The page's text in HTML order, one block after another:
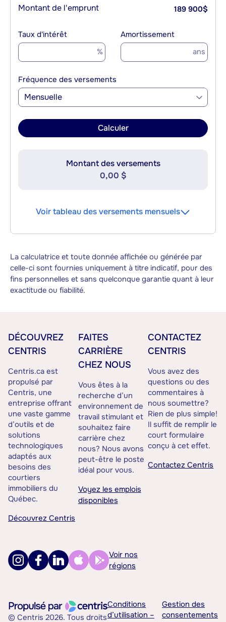
Montant de l'emprunt 189 900$
Taux d'intérêt
%
Amortissement
ans
Fréquence des versements
Mensuelle
Calculer
Montant des versements
0,00 $
Voir tableau des versements mensuels
La calculatrice et toute donnée affichée ou générée par
celle-ci sont fournies uniquement à titre indicatif, pour des
fins personnelles et sans quelconque garantie quant à leur
exactitude ou fiabilité.
DÉCOUVREZ
CENTRIS
Centris.ca est
propulsé par
Centris, une
entreprise offrant
une vaste gamme
d’outils et de
solutions
technologiques
adaptés aux
besoins des
courtiers
immobiliers du
Québec.
Découvrez Centris
FAITES
CARRIÈRE
CHEZ NOUS
Vous êtes à la
recherche d’un
environnement de
travail stimulant et
souhaitez faire
carrière chez
nous? Nous avons
peut-être le poste
idéal pour vous.
Voyez les emplois
disponibles
CONTACTEZ
CENTRIS
Vous avez des
questions ou des
commentaires à
nous soumettre?
Rien de plus simple!
Il suffit de remplir le
court formulaire
conçu à cet effet.
Contactez Centris
Voir nos
régions
© Centris 2026. Tous droits
Conditions
d’utilisation –
Gestion des
consentements